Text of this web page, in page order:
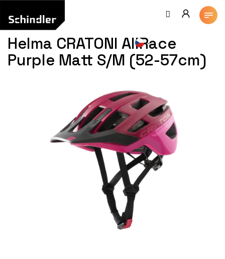
obsah
Helma CRATONI AllRace
Purple Matt S/M (52-57cm)